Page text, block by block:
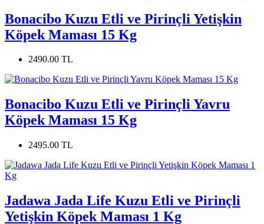
Bonacibo Kuzu Etli ve Pirinçli Yetişkin
Köpek Maması 15 Kg
2490.00 TL
Bonacibo Kuzu Etli ve Pirinçli Yavru
Köpek Maması 15 Kg
2495.00 TL
Jadawa Jada Life Kuzu Etli ve Pirinçli
Yetişkin Köpek Maması 1 Kg